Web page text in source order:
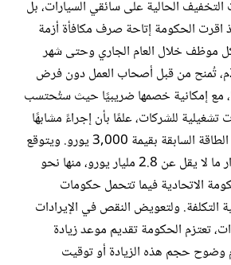
الحالية على سائقي السيارات، بل
اقرت الحكومة إتاحة صرف مكافأة أزمة
يورو لكل موظف خلال العام الجاري وحتى شهر
يونيو من العام 2027م، تُمنح من قبل أصحاب العمل دون فرض
مع إمكانية خصمها ضريبيًا حيث ستُحتسب
للشركات، علمًا بأن إجراءً مشابهًا
تم اعتماده خلال أزمة الطاقة السابقة بقيمة 3,000 يورو. ويتوقع
ان تبلغ تكلفة هذا القرار ما لا يقل عن 2.8 مليار يورو، منها نحو
الاتحادية فيما تتحمل حكومات
التكلفة. ولتعويض النقص في الإيرادات
تعتزم الحكومة تقديم موعد زيادة
وضوح حجم هذه الزيادة أو توقيت